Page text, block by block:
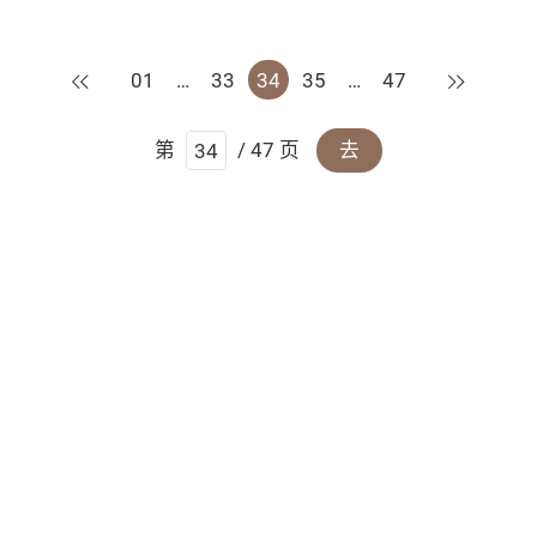
上一页
01 … 33 34 35 … 47 下一页
第 / 47 页 去